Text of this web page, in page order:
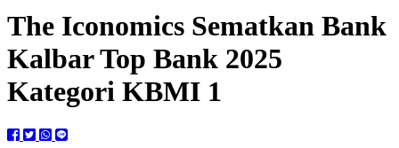
The Iconomics Sematkan Bank
Kalbar Top Bank 2025
Kategori KBMI 1